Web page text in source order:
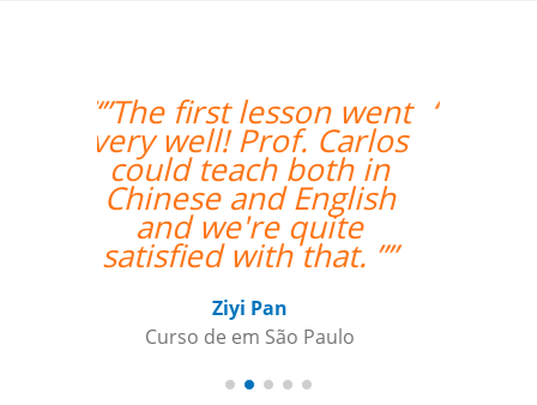
“”I am very happy with
Jane, I love our
lessons.””
Roland Tschanz
Curso de em Belo Horizonte